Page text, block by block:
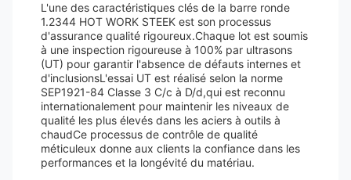
L'une des caractéristiques clés de la barre ronde
1.2344 HOT WORK STEEK est son processus
d'assurance qualité rigoureux.Chaque lot est soumis
à une inspection rigoureuse à 100% par ultrasons
(UT) pour garantir l'absence de défauts internes et
d'inclusionsL'essai UT est réalisé selon la norme
SEP1921-84 Classe 3 C/c à D/d,qui est reconnu
internationalement pour maintenir les niveaux de
qualité les plus élevés dans les aciers à outils à
chaudCe processus de contrôle de qualité
méticuleux donne aux clients la confiance dans les
performances et la longévité du matériau.